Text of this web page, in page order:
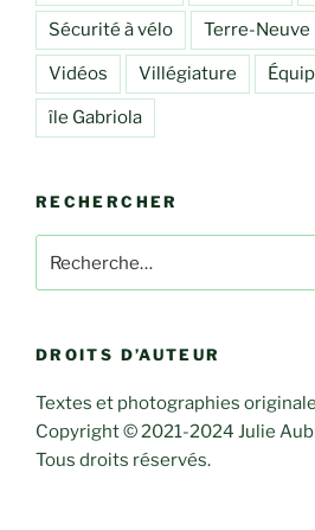
Sécurité à vélo Terre-Neuve
Vidéos Villégiature
île Gabriola
RECHERCHER
DROITS D’AUTEUR
Textes et photographies
Copyright © 2021-2024 Julie
Tous droits réservés.